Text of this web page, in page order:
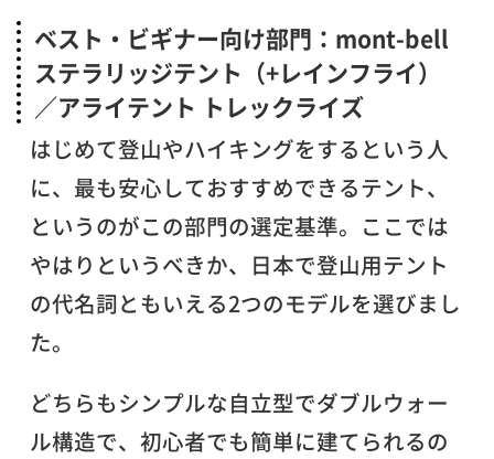
ベスト・ビギナー向け部門：mont-bell
ステラリッジテント（+レインフライ）
／アライテント トレックライズ
はじめて登山やハイキングをするという人
に、最も安心しておすすめできるテント、
というのがこの部門の選定基準。ここでは
やはりというべきか、日本で登山用テント
の代名詞ともいえる2つのモデルを選びまし
た。
どちらもシンプルな自立型でダブルウォー
ル構造で、初心者でも簡単に建てられるの